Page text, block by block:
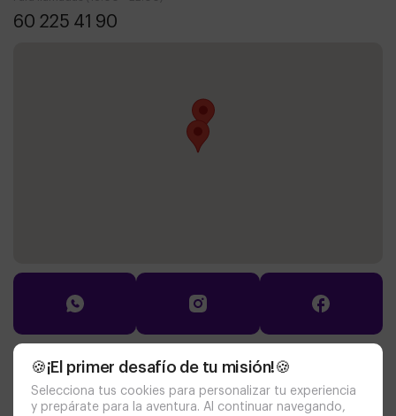
🍪¡El primer desafío de tu misión!🍪
Selecciona tus cookies para personalizar tu experiencia
y prepárate para la aventura. Al continuar navegando,
60 225 41 90
Documentación
política de cookies
aviso legal